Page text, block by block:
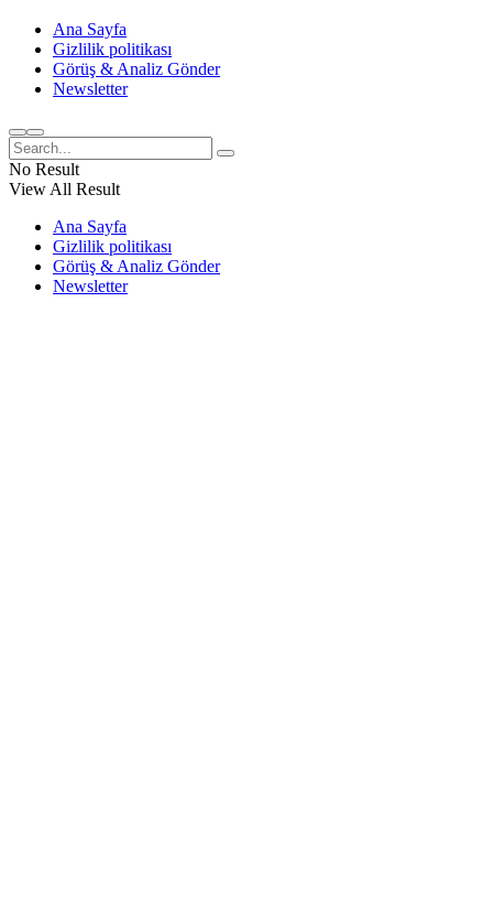
Ana Sayfa
Gizlilik politikası
Görüş & Analiz Gönder
Newsletter
No Result
View All Result
Ana Sayfa
Gizlilik politikası
Görüş & Analiz Gönder
Newsletter